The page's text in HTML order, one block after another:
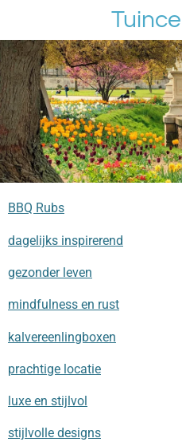
naar
de
hoofdinhoud
BBQ Rubs
dagelijks inspirerend
gezonder leven
mindfulness en rust
kalvereenlingboxen
prachtige locatie
luxe en stijlvol
stijlvolle designs